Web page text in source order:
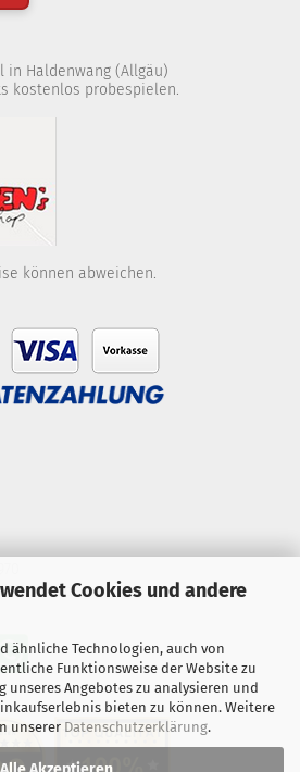
Cookies und andere
ähnliche Technologien, auch von
Funktionsweise der Website zu
unseres Angebotes zu analysieren und
bieten zu können. Weitere
unserer Datenschutzerklärung.
in Haldenwang (Allgäu)
kostenlos probespielen.
können abweichen.